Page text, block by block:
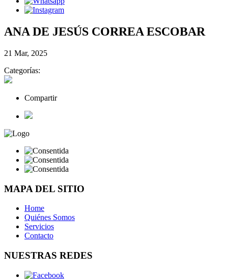
ANA DE JESÚS CORREA ESCOBAR
21 Mar, 2025
Categorías:
Compartir
MAPA DEL SITIO
Home
Quiénes Somos
Servicios
Contacto
NUESTRAS REDES